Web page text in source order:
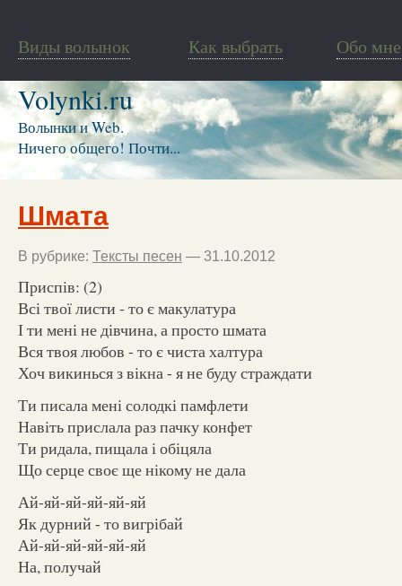
Виды волынок Как выбрать Обо мне
Volynki.ru
Волынки и Web.
Ничего общего! Почти...
Шмата
В рубрике: Тексты песен — 31.10.2012
Приспів: (2)
Всі твої листи - то є макулатура
І ти мені не дівчина, а просто шмата
Вся твоя любов - то є чиста халтура
Хоч викинься з вікна - я не буду страждати
Ти писала мені солодкі памфлети
Навіть прислала раз пачку конфет
Ти ридала, пищала і обіцяла
Що серце своє ще нікому не дала
Ай-яй-яй-яй-яй-яй
Як дурний - то вигрібай
Ай-яй-яй-яй-яй-яй
На, получай